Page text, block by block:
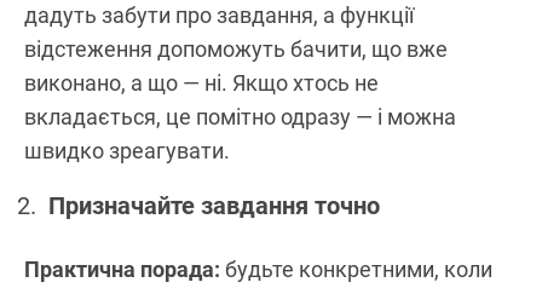
дадуть забути про завдання, а функції
відстеження допоможуть бачити, що вже
виконано, а що — ні. Якщо хтось не
вкладається, це помітно одразу — і можна
швидко зреагувати.
Призначайте завдання точно
Практична порада: будьте конкретними, коли